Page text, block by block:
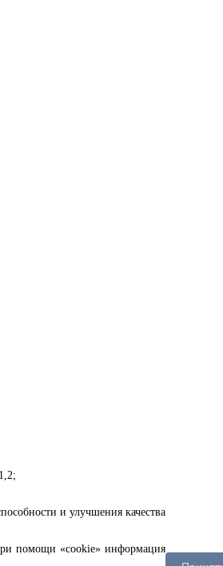
и улучшения качества
помощи «cookie» информация